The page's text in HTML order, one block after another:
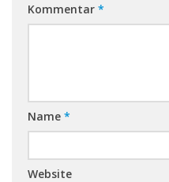
Kommentar *
Name *
Website